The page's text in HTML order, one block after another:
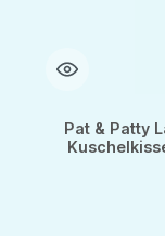
Pat & Patty